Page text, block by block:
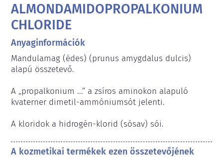
ALMONDAMIDOPROPALKONIUM
CHLORIDE
Anyaginformációk
Mandulamag (édes) (prunus amygdalus dulcis)
alapú összetevő.
A „propalkonium ...” a zsíros aminokon alapuló
kvaterner dimetil-ammóniumsót jelenti.
A kloridok a hidrogén-klorid (sósav) sói.
A kozmetikai termékek ezen összetevőjének